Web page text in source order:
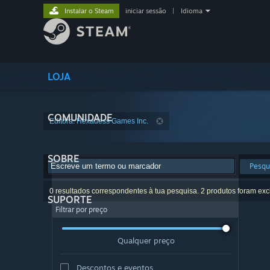
LOJA
COMUNIDADE
SOBRE
SUPORTE
Instalar o Steam iniciar sessão Idioma
Editora: Hexadess Games Inc.
0 resultados correspondentes à tua pesquisa. 2 produtos foram
Filtrar por preço
Qualquer preço
Descontos e eventos